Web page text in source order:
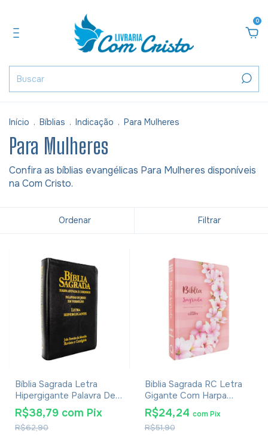
0
Início . Bíblias . Indicação . Para Mulheres
Para Mulheres
Confira as bíblias evangélicas Para Mulheres disponíveis
na Com Cristo.
Ordenar Filtrar
Bíblia Sagrada Letra
Hipergigante Palavra De
Jesus Em Vermelho Com
Harpa Zíper Preta
R$62,90
R$38,79 com Pix
Biblia Sagrada RC Letra
Gigante Com Harpa
Avivada E Corinhos Capa
Dura Ramos Flores
R$51,90
R$24,24 com Pix